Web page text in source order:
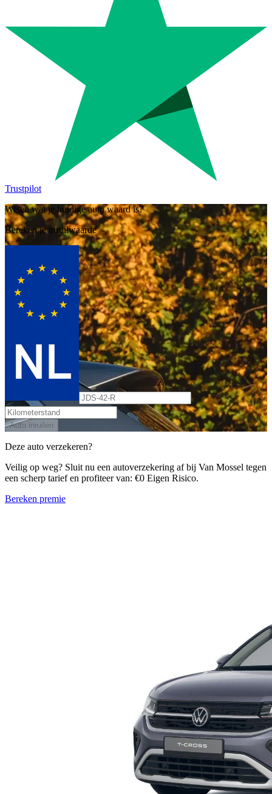
Trustpilot
Weten wat je huidige auto waard is?
Bereken je inruilwaarde
Auto inruilen
Deze auto verzekeren?
Veilig op weg? Sluit nu een autoverzekering af bij Van Mossel tegen
een scherp tarief en profiteer van: €0 Eigen Risico.
Bereken premie